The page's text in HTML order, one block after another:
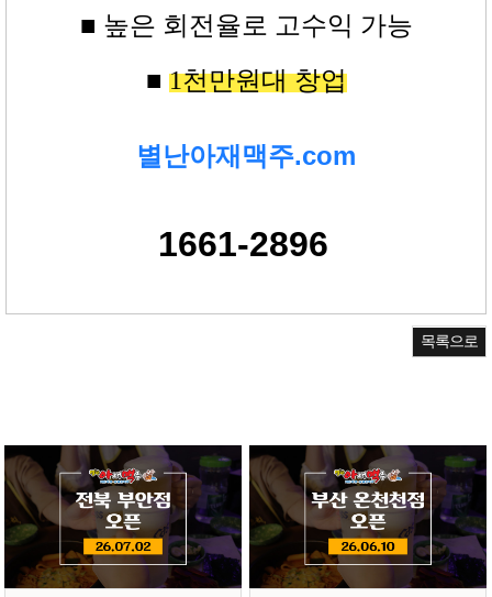
■ 높은 회전율로 고수익 가능
■ 1천만원대창업
별난아재맥주.com
1661-2896
목록으로